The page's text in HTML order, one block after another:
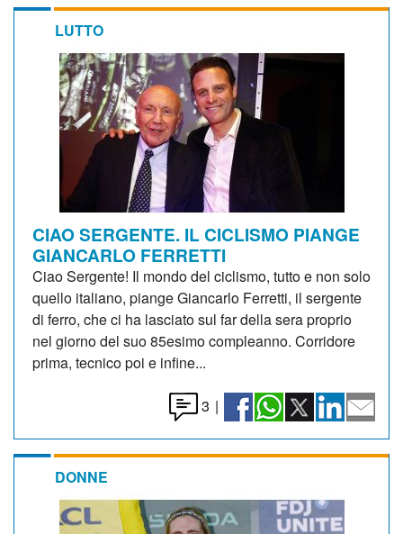
LUTTO
CIAO SERGENTE. IL CICLISMO PIANGE
GIANCARLO FERRETTI
Ciao Sergente! Il mondo del ciclismo, tutto e non solo
quello italiano, piange Giancarlo Ferretti, il sergente
di ferro, che ci ha lasciato sul far della sera proprio
nel giorno del suo 85esimo compleanno. Corridore
prima, tecnico poi e infine...
3 |
DONNE